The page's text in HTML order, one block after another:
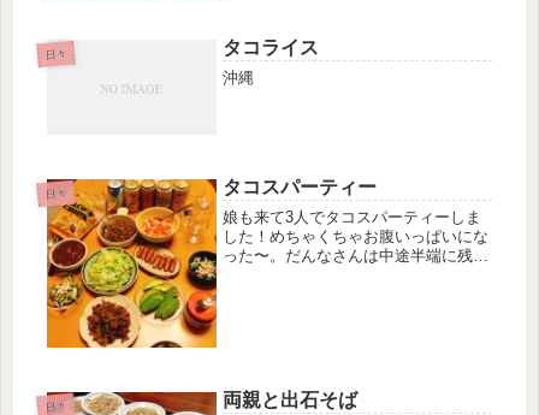
日々 タコライス
沖縄
日々 タコスパーティー
娘も来て3人でタコスパーティーしま
した！めちゃくちゃお腹いっぱいにな
った〜。だんなさんは中途半端に残っ
日々 両親と出石そば